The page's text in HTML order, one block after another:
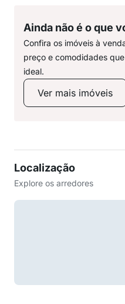
Ainda não é o que
Confira os imóveis à
preço e comodidades
ideal.
Ver mais imóveis
Localização
Explore os arredores